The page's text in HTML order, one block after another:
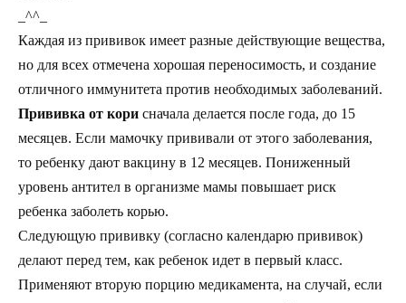
_^^_
Каждая из прививок имеет разные действующие вещества,
но для всех отмечена хорошая переносимость, и создание
отличного иммунитета против необходимых заболеваний.
Прививка от кори сначала делается после года, до 15
месяцев. Если мамочку прививали от этого заболевания,
то ребенку дают вакцину в 12 месяцев. Пониженный
уровень антител в организме мамы повышает риск
ребенка заболеть корью.
Следующую прививку (согласно календарю прививок)
делают перед тем, как ребенок идет в первый класс.
Применяют вторую порцию медикамента, на случай, если